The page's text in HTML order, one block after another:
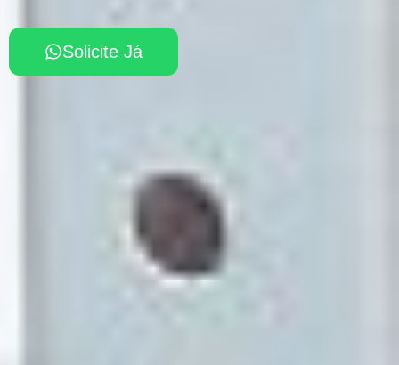
Solicite Já